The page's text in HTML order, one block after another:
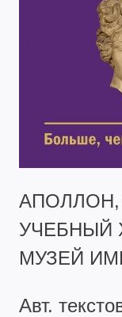
АПОЛЛОН,
УЧЕБНЫЙ
МУЗЕЙ
Авт.